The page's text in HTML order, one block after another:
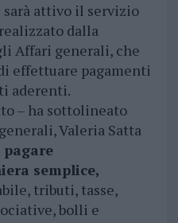
attivo il servizio
dalla
Affari generali, che
effettuare pagamenti
aderenti.
– ha sottolineato
Valeria Satta
semplice,
tributi, tasse,
bolli e